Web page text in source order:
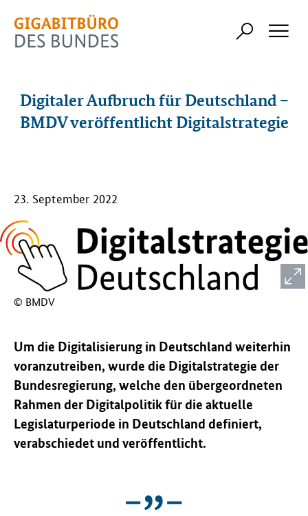
Digitaler Aufbruch für Deutschland –
BMDV veröffentlicht Digitalstrategie
23. September 2022
© BMDV
Um die Digitalisierung in Deutschland weiterhin
voranzutreiben, wurde die Digitalstrategie der
Bundesregierung, welche den übergeordneten
Rahmen der Digitalpolitik für die aktuelle
Legislaturperiode in Deutschland definiert,
verabschiedet und veröffentlicht.